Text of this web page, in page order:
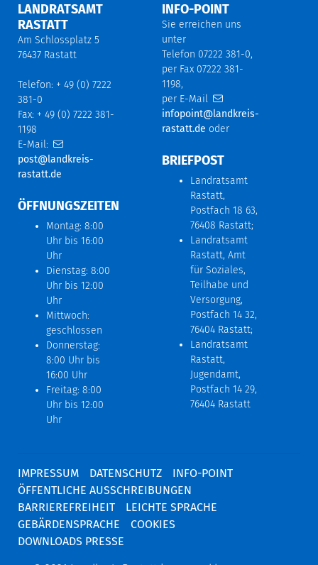
LANDRATSAMT
RASTATT
Am Schlossplatz 5
76437 Rastatt
Telefon: + 49 (0) 7222
381-0
Fax: + 49 (0) 7222 381-
1198
E-Mail:
post@landkreis-
rastatt.de
ÖFFNUNGSZEITEN
Montag: 8:00
Uhr bis 16:00
Uhr
Dienstag: 8:00
Uhr bis 12:00
Uhr
Mittwoch:
geschlossen
Donnerstag:
8:00 Uhr bis
16:00 Uhr
Freitag: 8:00
Uhr bis 12:00
Uhr
INFO-POINT
Sie erreichen uns
unter
Telefon 07222 381-0,
per Fax 07222 381-
1198,
per E-Mail
infopoint@landkreis-
rastatt.de oder
BRIEFPOST
Landratsamt
Rastatt,
Postfach 18 63,
76408 Rastatt;
Landratsamt
Rastatt, Amt
für Soziales,
Teilhabe und
Versorgung,
Postfach 14 32,
76404 Rastatt;
Landratsamt
Rastatt,
Jugendamt,
Postfach 14 29,
76404 Rastatt
IMPRESSUM DATENSCHUTZ
INFO-POINT
ÖFFENTLICHE AUSSCHREIBUNGEN
BARRIEREFREIHEIT
LEICHTE SPRACHE
GEBÄRDENSPRACHE
COOKIES
DOWNLOADS PRESSE